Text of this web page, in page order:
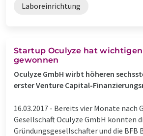
Laboreinrichtung
Startup Oculyze hat
gewonnen
Oculyze GmbH wirbt höheren
erster Venture Capital-
16.03.2017 - Bereits vier Monate nach
Gesellschaft Oculyze GmbH konnten
Gründungsgesellschafter und die BFB